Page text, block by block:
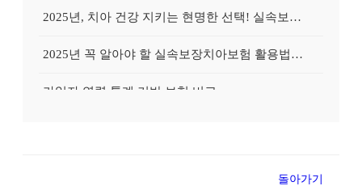
2025년, 치아 건강 지키는 현명한 선택! 실속보장치아보험 가이드
2025년 꼭 알아야 할 실속보장치아보험 활용법: 숨겨진 혜택 찾기
가입자 연령 통계 기반 보험 비교
돌아가기